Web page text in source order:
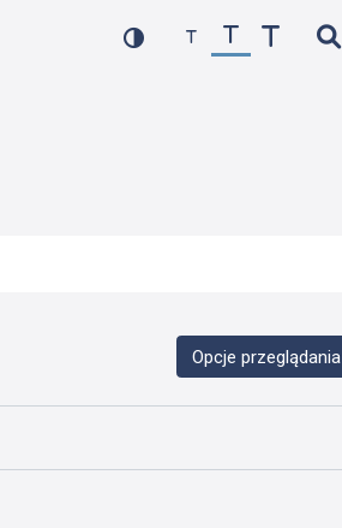
Opcje przeglądania